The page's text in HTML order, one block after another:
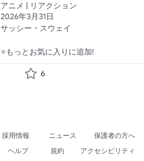
アニメ | リアクション
2026年3月31日
サッシー・スウェイ
⭐もっとお気に入りに追加!
6
採用情報 ニュース
保護者の方へ
ヘルプ 規約 アクセシビリティ